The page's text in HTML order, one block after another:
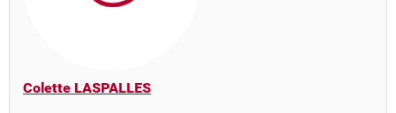
Colette LASPALLES